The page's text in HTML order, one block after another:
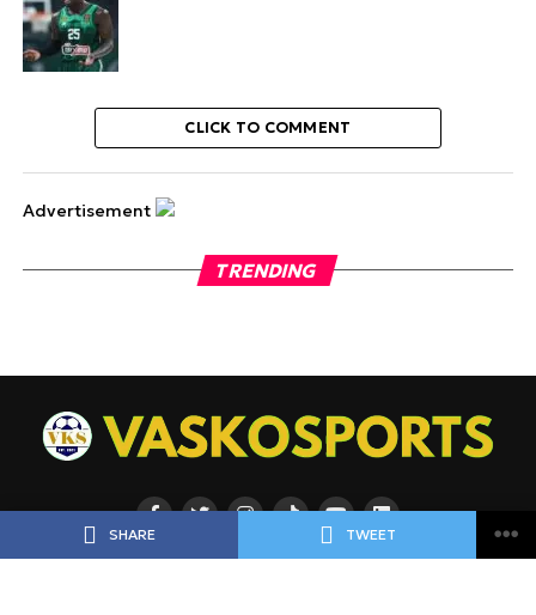
SHARE TWEET
CLICK TO COMMENT
Advertisement
TRENDING